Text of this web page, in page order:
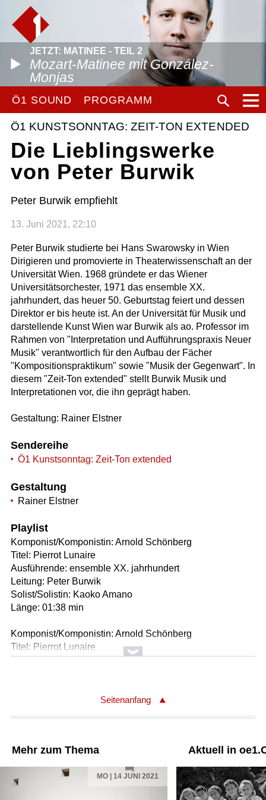
JETZT: MATINEE - TEIL 2
Mozart-Matinee mit González-
Monjas
Ö1 SOUND PROGRAMM
Ö1 KUNSTSONNTAG: ZEIT-TON EXTENDED
Die Lieblingswerke
von Peter Burwik
Peter Burwik empfiehlt
13. Juni 2021, 22:10
Peter Burwik studierte bei Hans Swarowsky in Wien
Dirigieren und promovierte in Theaterwissenschaft an der
Universität Wien. 1968 gründete er das Wiener
Universitätsorchester, 1971 das ensemble XX.
jahrhundert, das heuer 50. Geburtstag feiert und dessen
Direktor er bis heute ist. An der Universität für Musik und
darstellende Kunst Wien war Burwik als ao. Professor im
Rahmen von "Interpretation und Aufführungspraxis Neuer
Musik" verantwortlich für den Aufbau der Fächer
"Kompositionspraktikum" sowie "Musik der Gegenwart". In
diesem "Zeit-Ton extended" stellt Burwik Musik und
Interpretationen vor, die ihn geprägt haben.
Gestaltung: Rainer Elstner
Sendereihe
Ö1 Kunstsonntag: Zeit-Ton extended
Gestaltung
Rainer Elstner
Playlist
Komponist/Komponistin: Arnold Schönberg
Titel: Pierrot Lunaire
Ausführende: ensemble XX. jahrhundert
Leitung: Peter Burwik
Solist/Solistin: Kaoko Amano
Länge: 01:38 min
Komponist/Komponistin: Arnold Schönberg
Titel: Pierrot Lunaire
Ausführende: ensemble XX. jahrhundert
Titel: Muatterl, I' Bin Verliabt
Ausführende: Maly Nagl
Länge: 02:37 min
Seitenanfang
Mehr zum Thema
MO | 14 JUNI 2021
Aktuell in